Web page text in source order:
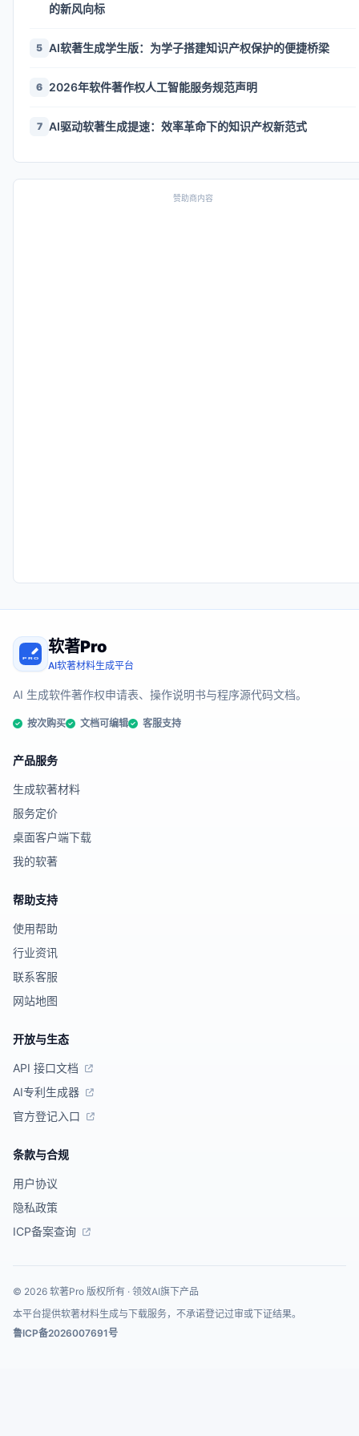
的新风向标
5 AI软著生成学生版：为学子搭建知识产权保护的便捷桥梁
6 2026年软件著作权人工智能服务规范声明
7 AI驱动软著生成提速：效率革命下的知识产权新范式
赞助商内容
软著Pro
AI软著材料生成平台
AI 生成软件著作权申请表、操作说明书与程序源代码文档。
按次购买 文档可编辑 客服支持
产品服务
生成软著材料
服务定价
桌面客户端下载
我的软著
帮助支持
使用帮助
行业资讯
联系客服
网站地图
开放与生态
API 接口文档
AI专利生成器
官方登记入口
条款与合规
用户协议
隐私政策
ICP备案查询
© 2026 软著Pro 版权所有 · 领效AI旗下产品
本平台提供软著材料生成与下载服务，不承诺登记过审或下证结果。
鲁ICP备2026007691号